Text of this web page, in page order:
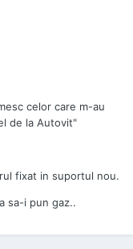
celor care m-au
de la Autovit"
fixat in suportul nou.
sa-i pun gaz..